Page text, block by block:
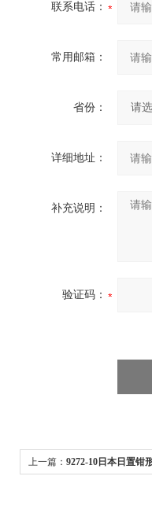
联系电话：
常用邮箱：
省份：
详细地址：
补充说明：
验证码：
上一篇： 9272-10日本日置钳